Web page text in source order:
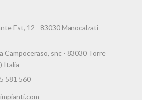
Est, 12 - 83030 Manocalzati
Campoceraso, snc - 83030 Torre
Italia
581 560